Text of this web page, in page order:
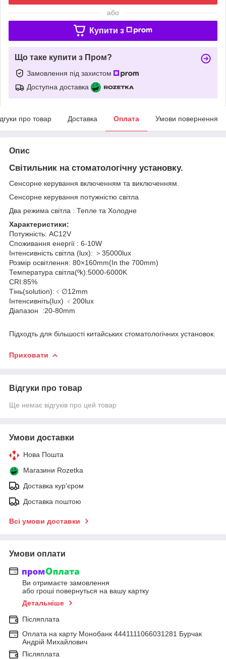
або
Купити з
Що таке купити з Пром?
Замовлення під захистом
Доступна доставка
про товар Доставка Оплата Умови повернення
Опис
Світильник на стоматологічну установку.
Сенсорне керування включенням та виключенням.
Сенсорне керування потужністю світла
Два режима світла : Тепле та Холодне
Характеристики:
Потужність: AC12V
Споживання енергії : 6-10W
Інтенсивність світла (lux): ＞35000lux
Розмір освітлення: 80×160mm(In the 700mm)
Температура світла(ºk):5000-6000K
CRI:85%
Тінь(solution):﹤∅12mm
Інтенсивніть(lux) ﹤200lux
Діапазон :20-80mm
Підходть для більшості китайських стоматологічних установок.
Приховати
Відгуки про товар
Ще немає відгуків про цей товар
Умови доставки
Нова Пошта
Магазини Rozetka
Доставка кур'єром
Доставка поштою
Всі умови доставки
Умови оплати
Ви отримаєте замовлення
або гроші повернуться на вашу картку
Детальніше
Післяплата
Оплата на карту Монобанк 4441111066031281 Бурчак
Андрій Михайлович
Післяплата